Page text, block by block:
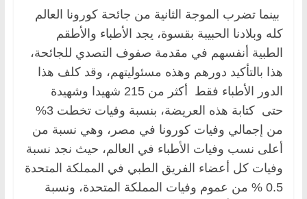
بينما تضرب الموجة الثانية من جائحة كورونا العالم
كله وبلادنا الحبيبة بقسوة، يجد الأطباء والأطقم
الطبية أنفسهم في مقدمة صفوف التصدي للجائحة،
هذا بالتأكيد دورهم وهذه مسئوليتهم، وقد كلف هذا
الدور الأطباء فقط أكثر من 215 شهيدا وشهيدة
حتى كتابة هذه العريضة، بنسبة وفيات تخطت 3%
من إجمالي وفيات كورونا في مصر، وهي نسبة من
أعلى نسب وفيات الأطباء في العالم، حيث نجد نسبة
وفيات كل أعضاء الفريق الطبي في المملكة المتحدة
0.5 % من عموم وفيات المملكة المتحدة، ونسبة